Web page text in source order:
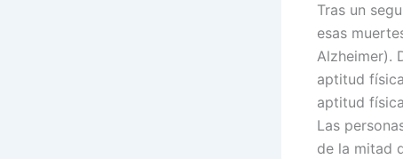
Tras un
esas
Alzheimer).
aptitud
aptitud
Las
de la mitad